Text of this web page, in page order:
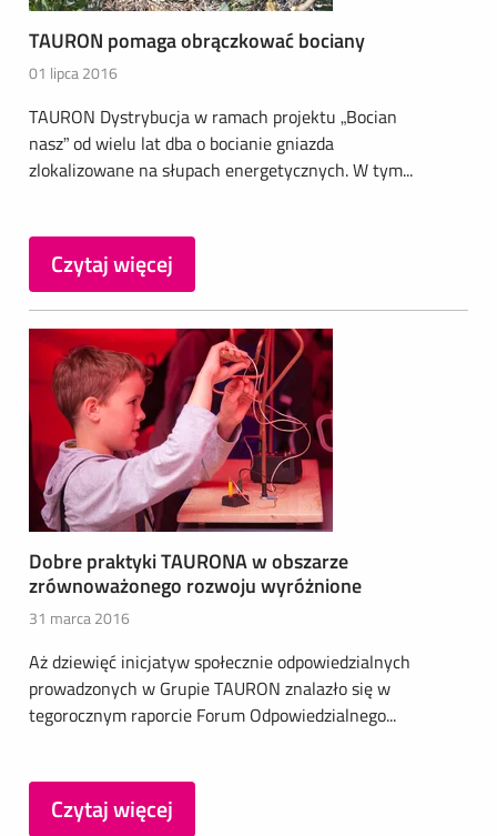
TAURON pomaga obrączkować bociany
01 lipca 2016
TAURON Dystrybucja w ramach projektu „Bocian
nasz” od wielu lat dba o bocianie gniazda
zlokalizowane na słupach energetycznych. W tym...
Czytaj więcej
Dobre praktyki TAURONA w obszarze
zrównoważonego rozwoju wyróżnione
31 marca 2016
Aż dziewięć inicjatyw społecznie odpowiedzialnych
prowadzonych w Grupie TAURON znalazło się w
tegorocznym raporcie Forum Odpowiedzialnego...
Czytaj więcej